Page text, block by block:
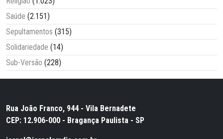
Saúde (2.151)
Sepultamentos (315)
Solidariedade (14)
Sub-Versão (228)
Rua João Franco, 944 - Vila Bernadete
CEP: 12.906-000 - Bragança Paulista - SP